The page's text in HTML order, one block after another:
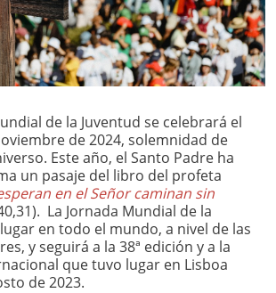
de la Juventud se celebrará el
de 2024, solemnidad de
Este año, el Santo Padre ha
un pasaje del libro del profeta
en el Señor caminan sin
La Jornada Mundial de la
en todo el mundo, a nivel de las
y seguirá a la 38ª edición y a la
que tuvo lugar en Lisboa
de 2023.